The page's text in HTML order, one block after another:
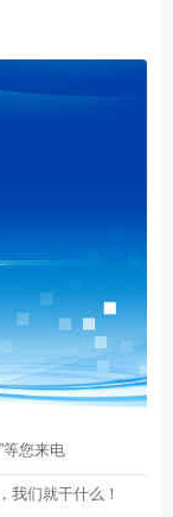
等您来电
我们就干什么！